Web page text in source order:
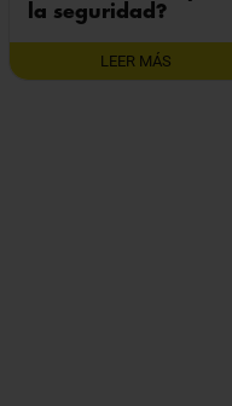
la seguridad?
LEER MÁS